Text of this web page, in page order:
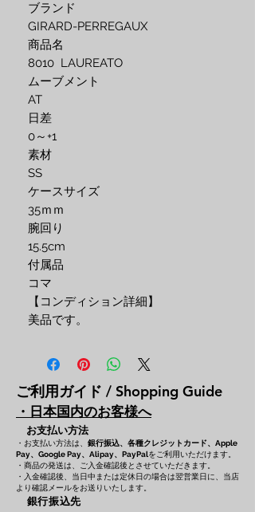
ブランド
GIRARD-PERREGAUX
商品名
8010  LAUREATO
ムーブメント
AT
日差
0～+1
素材
SS
ケースサイズ
35ｍｍ
腕回り
15.5cm
付属品
コマ
【コンディション詳細】
美品です。
ご利用ガイド / Shopping Guide
・日本国内のお客様へ
お支払い方法
・お支払い方法は、 銀行振込、各種クレジットカード、 Apple
Pay、Google Pay、Alipay、PayPalをご利用いただけます。
・商品の発送は、ご入金確認後とさせていただきます。
・入金確認後、当日中または定休日の場合は翌営業日に、当店
より確認メールをお送りいたします。
銀行振込先